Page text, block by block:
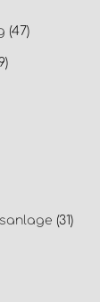
(47)
(31)